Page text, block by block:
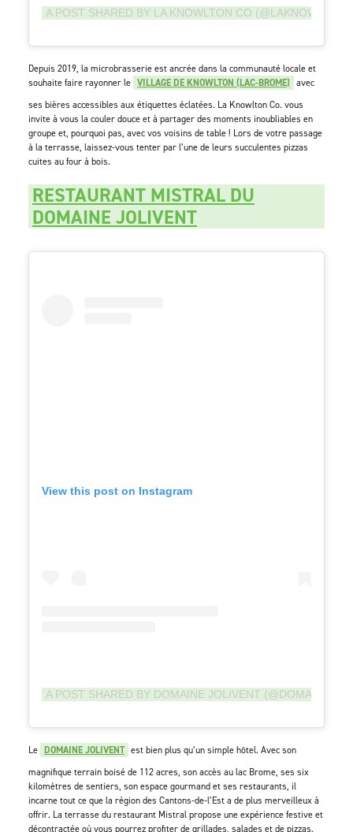
A POST SHARED BY LA KNOWLTON CO
Depuis 2019, la microbrasserie est ancrée dans la communauté locale et
souhaite faire rayonner le VILLAGE DE KNOWLTON (LAC-BROME) avec
ses bières accessibles aux étiquettes éclatées. La Knowlton Co. vous
invite à vous la couler douce et à partager des moments inoubliables en
groupe et, pourquoi pas, avec vos voisins de table ! Lors de votre passage
à la terrasse, laissez-vous tenter par l’une de leurs succulentes pizzas
cuites au four à bois.
RESTAURANT MISTRAL DU
DOMAINE JOLIVENT
View this post on Instagram
A POST SHARED BY DOMAINE JOLIVENT
Le DOMAINE JOLIVENT est bien plus qu’un simple hôtel. Avec son
magnifique terrain boisé de 112 acres, son accès au lac Brome, ses six
kilomètres de sentiers, son espace gourmand et ses restaurants, il
incarne tout ce que la région des Cantons-de-l’Est a de plus merveilleux à
offrir. La terrasse du restaurant Mistral propose une expérience festive et
décontractée où vous pourrez profiter de grillades, salades et de pizzas.